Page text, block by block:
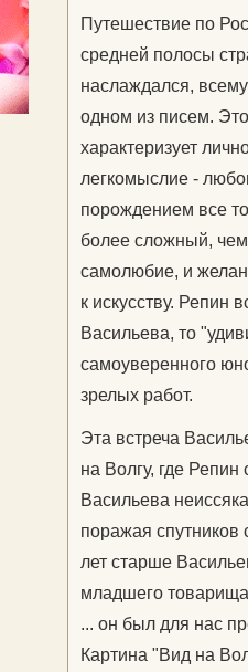
Путешествие по
средней полосы
наслаждался,
одном из писем.
характеризует
легкомыслие -
порождением все
более сложный,
самолюбие, и
к искусству. Репин
Васильева, то
самоуверенного
зрелых работ.
Эта встреча
на Волгу, где
Васильева
поражая
лет старше
младшего
... он был для нас
Картина "Вид на